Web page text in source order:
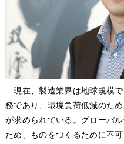
現在、製造業界は地球規模
務であり、環境負荷低減のた
が求められている。グローバ
ため、ものをつくるために不